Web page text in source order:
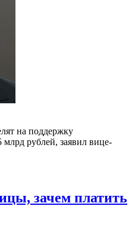
на поддержку
млрд рублей, заявил вице-
зачем платить